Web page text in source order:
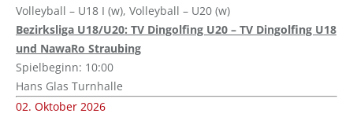
Volleyball – U18 I (w), Volleyball – U20 (w)
Bezirksliga U18/U20: TV Dingolfing U20 – TV Dingolfing U18
und NawaRo Straubing
Spielbeginn: 10:00
Hans Glas Turnhalle
02. Oktober 2026